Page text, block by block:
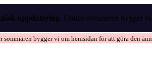
uppdatering. Under sommaren bygger
sommaren bygger vi om hemsidan för att göra den